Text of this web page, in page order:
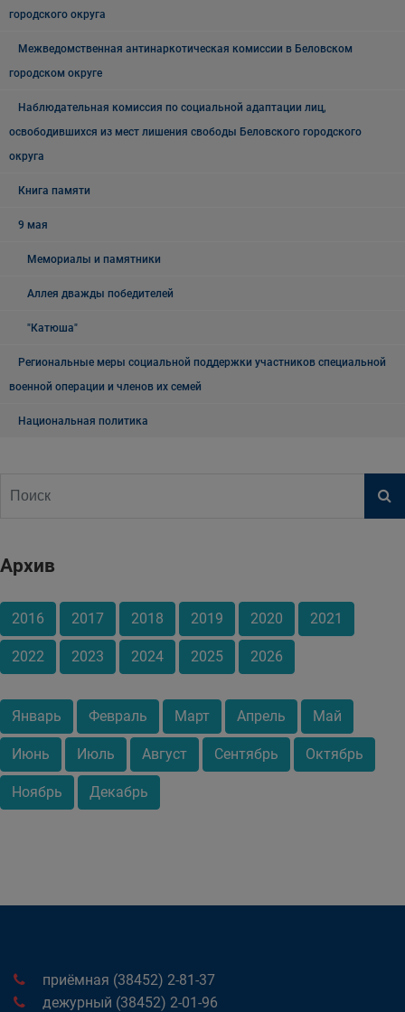
городского округа
Межведомственная антинаркотическая комиссии в Беловском
городском округе
Наблюдательная комиссия по социальной адаптации лиц,
освободившихся из мест лишения свободы Беловского городского
округа
Книга памяти
9 мая
Мемориалы и памятники
Аллея дважды победителей
"Катюша"
Региональные меры социальной поддержки участников специальной
военной операции и членов их семей
Национальная политика
Архив
2016 2017 2018 2019 2020 2021
2022 2023 2024 2025 2026
Январь Февраль Март Апрель Май
Июнь Июль Август Сентябрь Октябрь
Ноябрь Декабрь
приёмная (38452) 2-81-37
дежурный (38452) 2-01-96